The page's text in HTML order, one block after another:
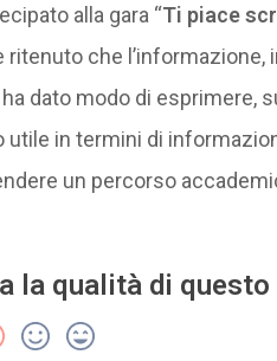
alla gara “Ti piace
ritenuto che l’informazione,
ha dato modo di esprimere,
utile in termini di
un percorso
la qualità di